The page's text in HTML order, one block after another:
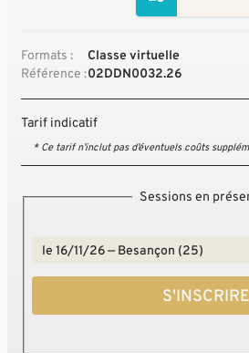
Formats :
Classe virtuelle
Référence :02DDN0032.26
Tarif indicatif
* Ce tarif n’inclut pas d’éventuels coûts
Sessions en
S'INSCRIRE